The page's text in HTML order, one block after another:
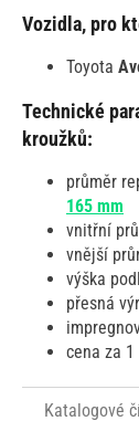
Vozidla, pro
Toyota
Technické
kroužků:
průměr
165 mm
vnitřní
vnější
výška
přesná
cena za
Katalogové